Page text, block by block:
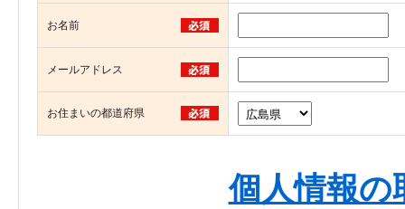
お名前
メールアドレス
お住まいの都道府県
個人情報の